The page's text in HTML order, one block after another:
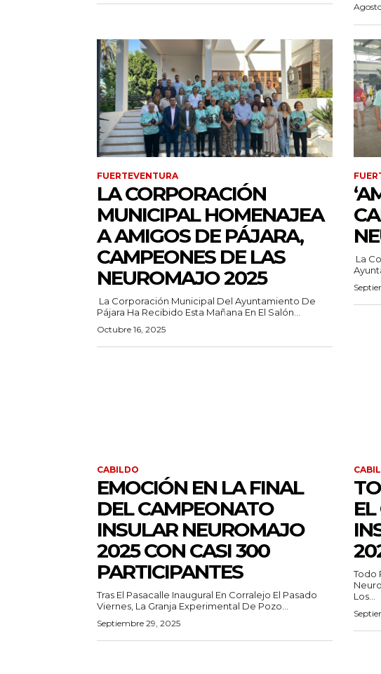
FUERTEVENTURA
LA CORPORACIÓN
MUNICIPAL HOMENAJEA
A AMIGOS DE PÁJARA,
CAMPEONES DE LAS
NEUROMAJO 2025
La Corporación Municipal Del Ayuntamiento De
Pájara Ha Recibido Esta Mañana En El Salón...
Octubre 16, 2025
La
CABILDO
EMOCIÓN EN LA FINAL
DEL CAMPEONATO
INSULAR NEUROMAJO
2025 CON CASI 300
PARTICIPANTES
Tras El Pasacalle Inaugural En Corralejo El Pasado
Viernes, La Granja Experimental De Pozo...
Septiembre 29, 2025
Todo
Los...